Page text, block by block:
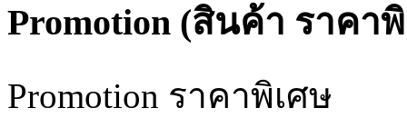
Promotion (สินค้า ราคา
Promotion ราคาพิเศษ